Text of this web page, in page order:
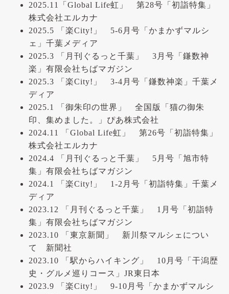
2025.11「Global Life虹」 第28号「初詣特集」
株式会社エルカナ
2025.5 「楽City!」 5-6月号「かまかずマルシ
ェ」千葉メディア
2025.3 「月刊ぐるっと千葉」 3月号「鎌数神
楽」有限会社ちばマガジン
2025.3 「楽City!」 3-4月号「鎌数神楽」千葉メ
ディア
2025.1 「御朱印の世界」 全国版「猫の御朱
印、集めました。」ぴあ株式会社
2024.11 「Global Life虹」 第26号「初詣特集」
株式会社エルカナ
2024.4 「月刊ぐるっと千葉」 5月号「旭市特
集」有限会社ちばマガジン
2024.1 「楽City!」 1-2月号「初詣特集」千葉メ
ディア
2023.12 「月刊ぐるっと千葉」 1月号「初詣特
集」有限会社ちばマガジン
2023.10 「東京新聞」 新川祭マルシェについ
て 新聞社
2023.10 「駅からハイキング」 10月号「干潟歴
史・グルメ巡りコース」JR東日本
2023.9 「楽City!」 9-10月号「かまかずマルシ